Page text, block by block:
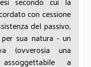
all’omologa da
tra il valore del
debito
positivo
la questione,
con cessione
del passivo,
sua natura - un
(ovverosia una
a